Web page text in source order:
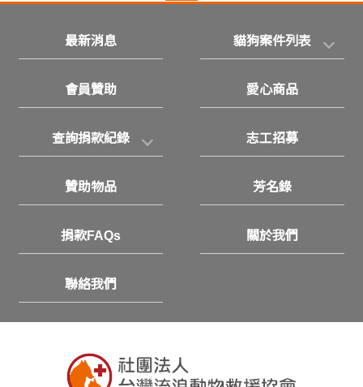
最新消息 貓狗案件列表
會員贊助 愛心商品
查詢捐款紀錄 志工招募
贊助物品 芳名錄
捐款FAQs 關於我們
聯絡我們